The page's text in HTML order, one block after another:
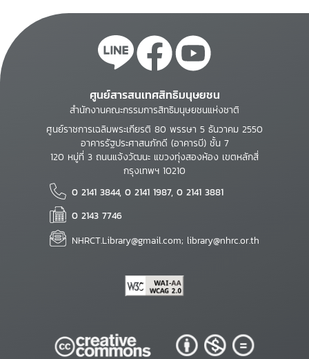
ศูนย์สารสนเทศสิทธิมนุษยชน
สำนักงานคณะกรรมการสิทธิมนุษยชนแห่งชาติ
ศูนย์ราชการเฉลิมพระเกียรติ 80 พรรษา 5 ธันวาคม 2550
อาคารรัฐประศาสนภักดี (อาคารบี) ชั้น 7
120 หมู่ที่ 3 ถนนแจ้งวัฒนะ แขวงทุ่งสองห้อง เขตหลักสี่
กรุงเทพฯ 10210
0 2141 3844, 0 2141 1987, 0 2141 3881
0 2143 7746
NHRCT.Library@gmail.com; library@nhrc.or.th